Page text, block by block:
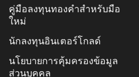
คู่มือลงทุนทองคำสำหรับมือ
ใหม่
นักลงทุนอินเตอร์โกลด์
นโยบายการคุ้มครองข้อมูล
ส่วนบุคคล